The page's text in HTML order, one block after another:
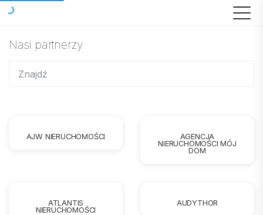
Nasi partnerzy
AJW NIERUCHOMOŚCI
AGENCJA
NIERUCHOMOŚCI MÓJ
DOM
ATLANTIS
NIERUCHOMOŚCI
AUDYTHOR